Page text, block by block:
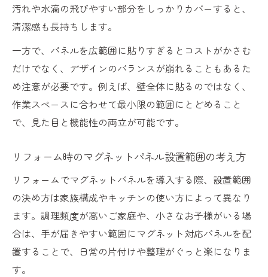
汚れや水滴の飛びやすい部分をしっかりカバーすると、
清潔感も長持ちします。
一方で、パネルを広範囲に貼りすぎるとコストがかさむ
だけでなく、デザインのバランスが崩れることもあるた
め注意が必要です。例えば、壁全体に貼るのではなく、
作業スペースに合わせて最小限の範囲にとどめること
で、見た目と機能性の両立が可能です。
リフォーム時のマグネットパネル設置範囲の考え方
リフォームでマグネットパネルを導入する際、設置範囲
の決め方は家族構成やキッチンの使い方によって異なり
ます。調理頻度が高いご家庭や、小さなお子様がいる場
合は、手が届きやすい範囲にマグネット対応パネルを配
置することで、日常の片付けや整理がぐっと楽になりま
す。